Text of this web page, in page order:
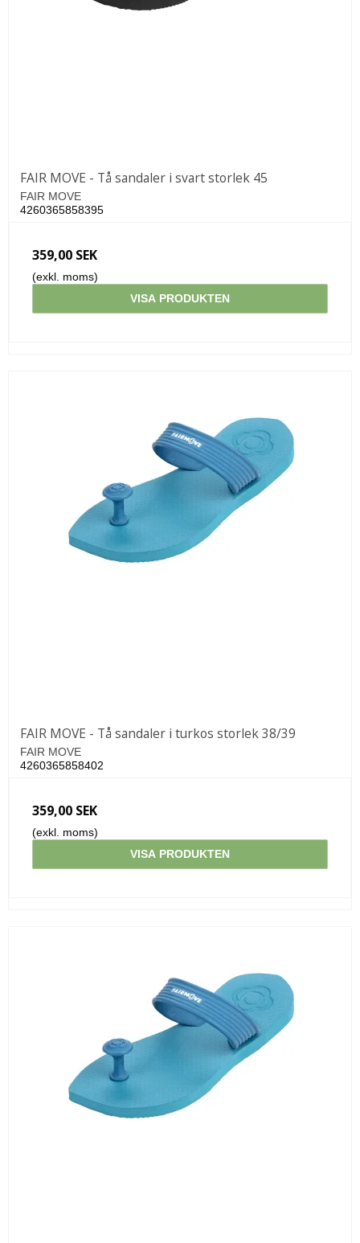
FAIR MOVE - Tå sandaler i svart storlek 45
FAIR MOVE
4260365858395
359,00 SEK
(exkl. moms)
VISA PRODUKTEN
FAIR MOVE - Tå sandaler i turkos storlek 38/39
FAIR MOVE
4260365858402
359,00 SEK
(exkl. moms)
VISA PRODUKTEN